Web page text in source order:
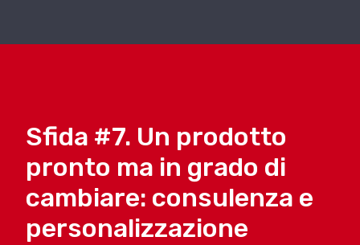
Sfida #7. Un prodotto
pronto ma in grado di
cambiare: consulenza e
personalizzazione